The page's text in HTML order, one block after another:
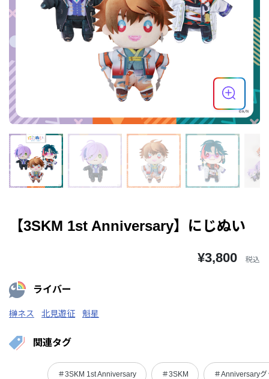
【3SKM 1st Anniversary】にじぬい
¥3,800 税込
ライバー
榊ネス 北見遊征 魁星
関連タグ
＃3SKM 1st Anniversary ＃3SKM ＃Anniversaryグ